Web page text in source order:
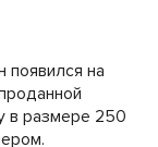
появился на
в размере 250